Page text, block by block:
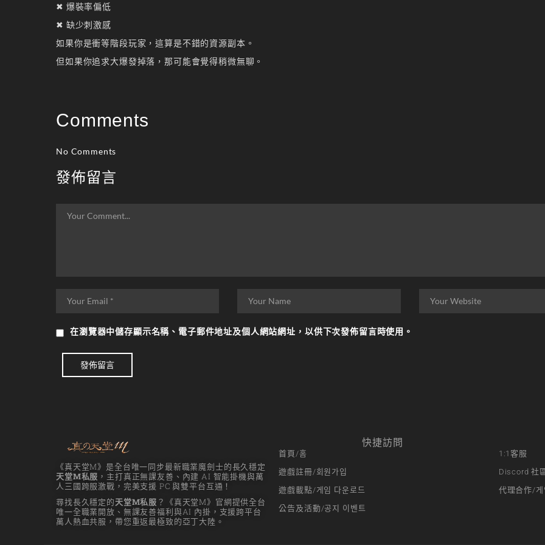
✖ 爆裝率偏低
✖ 缺少刺激感
如果你是衝等階段玩家，這算是不錯的資源副本。
但如果你追求大爆發掉落，那可能會覺得稍微無聊。
Comments
No Comments
發佈留言
在瀏覽器中儲存顯示名稱、電子郵件地址及個人網站網址，以供下次發佈留言時使用。
發佈留言
《真天堂M》是全台唯一同步最新職業魔劍士的長久穩定
天堂M私服 ，主打真正無課友善、內建 AI 智能掛機與萬
人三國跨服激戰，完美支援 PC 與雙平台互通！
尋找長久穩定的天堂M私服 ？《真天堂M》官網提供全台
唯一全職業開放、無課友善福利與AI 內掛，支援跨平台
萬人熱血共服，帶您重返最極致的亞丁大陸。
快捷訪問
首頁/홈
遊戲註冊/회원가입
遊戲載點/게임 다운로드
公告及活動/공지 이벤트
1:1客服
Discord 社
代理合作/게